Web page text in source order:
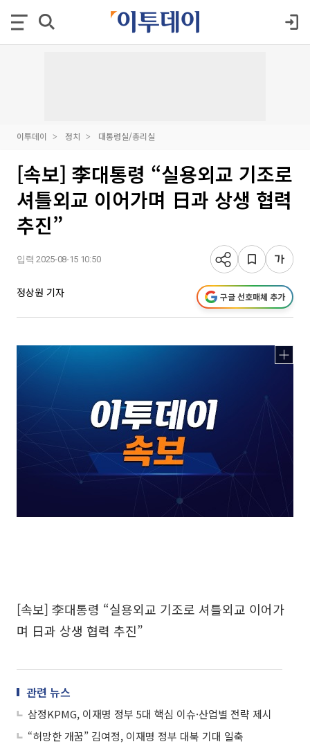
이투데이 정치 대통령실/총리실
[속보] 李대통령 “실용외교 기조로
셔틀외교 이어가며 日과 상생 협력
추진”
입력 2025-08-15 10:50
정상원 기자 구글 선호매체 추가
[속보] 李대통령 “실용외교 기조로 셔틀외교 이어가
며 日과 상생 협력 추진”
관련 뉴스
삼정KPMG, 이재명 정부 5대 핵심 이슈·산업별 전략 제시
“허망한 개꿈” 김여정, 이재명 정부 대북 기대 일축